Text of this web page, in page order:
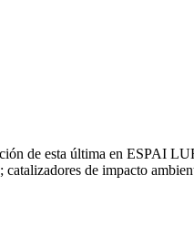
de esta última en ESPAI
de impacto